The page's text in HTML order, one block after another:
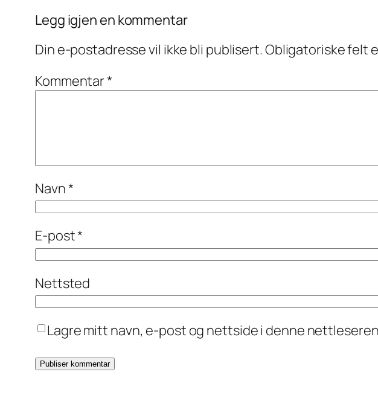
Legg igjen en kommentar
Din e-postadresse vil ikke bli publisert.Obligatoriske felt
Kommentar*
Navn*
E-post*
Nettsted
Lagre mitt navn, e-post og nettside i denne